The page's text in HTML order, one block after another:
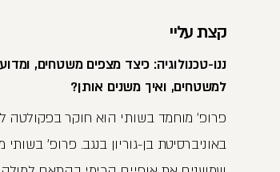
קצת עליי
ננו-טכנולוגיה: כיצד מצפים משטחים,
למשטחים, ואיך משנים אותן?
פרופ׳ מוחמד בשותי הוא חוקר בפקולטה
באוניברסיטת בן-גוריון בנגב. פרופ׳